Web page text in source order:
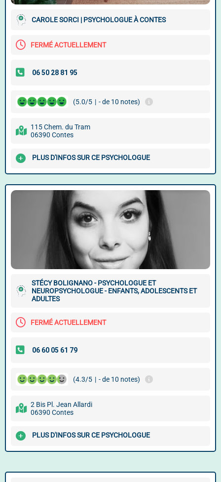
CAROLE SORCI | PSYCHOLOGUE À CONTES
FERMÉ ACTUELLEMENT
(5.0/5 | - de 10 notes)
115 Chem. du Tram
06390 Contes
PLUS D'INFOS SUR CE PSYCHOLOGUE
STÉCY BOLIGNANO - PSYCHOLOGUE ET
NEUROPSYCHOLOGUE - ENFANTS, ADOLESCENTS ET
ADULTES
FERMÉ ACTUELLEMENT
(4.3/5 | - de 10 notes)
2 Bis Pl. Jean Allardi
06390 Contes
PLUS D'INFOS SUR CE PSYCHOLOGUE